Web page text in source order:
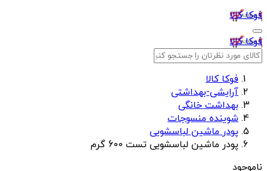
فوکا کالا
فوکا کالا
فوکا کالا
آرایشی-بهداشتی
بهداشت خانگی
شوینده منسوجات
پودر ماشین لباسشویی
پودر ماشین لباسشویی تست 600 گرم
ناموجود